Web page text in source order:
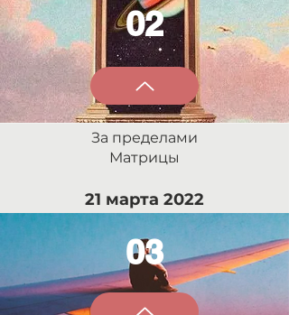
21 марта 2022
02
03
За пределами
Матрицы